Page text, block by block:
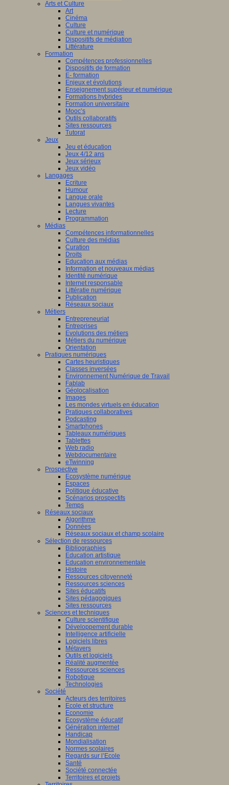
Arts et Culture
Art
Cinéma
Culture
Culture et numérique
Dispositifs de médiation
Littérature
Formation
Compétences professionnelles
Dispositifs de formation
E- formation
Enjeux et évolutions
Enseignement supérieur et numérique
Formations hybrides
Formation universitaire
Mooc’s
Outils collaboratifs
Sites ressources
Tutorat
Jeux
Jeu et éducation
Jeux 4/12 ans
Jeux sérieux
Jeux vidéo
Langages
Ecriture
Humour
Langue orale
Langues vivantes
Lecture
Programmation
Médias
Compétences informationnelles
Culture des médias
Curation
Droits
Education aux médias
Information et nouveaux médias
Identité numérique
Internet responsable
Littératie numérique
Publication
Réseaux sociaux
Métiers
Entrepreneuriat
Entreprises
Evolutions des métiers
Métiers du numérique
Orientation
Pratiques numériques
Cartes heuristiques
Classes inversées
Environnement Numérique de Travail
Fablab
Géolocalisation
Images
Les mondes virtuels en éducation
Pratiques collaboratives
Podcasting
Smartphones
Tableaux numériques
Tablettes
Web radio
Webdocumentaire
eTwinning
Prospective
Ecosystème numérique
Espaces
Politique éducative
Scénarios prospectifs
Temps
Réseaux sociaux
Algorithme
Données
Réseaux sociaux et champ scolaire
Sélection de ressources
Bibliographies
Education artistique
Education environnementale
Histoire
Ressources citoyenneté
Ressources sciences
Sites éducatifs
Sites pédagogiques
Sites ressources
Sciences et techniques
Culture scientifique
Développement durable
Intelligence artificielle
Logiciels libres
Métavers
Outils et logiciels
Réalité augmentée
Ressources sciences
Robotique
Technologies
Société
Acteurs des territoires
Ecole et structure
Economie
Ecosystème éducatif
Génération internet
Handicap
Mondialisation
Normes scolaires
Regards sur l’Ecole
Santé
Société connectée
Territoires et projets